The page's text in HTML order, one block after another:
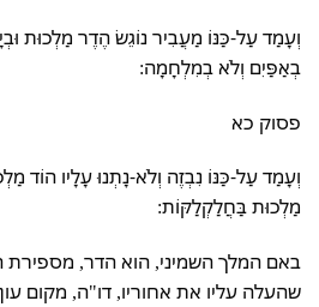
וְעָמַד עַל-כַּנּוֹ מַעֲבִיר נוֹגֵשׂ הֶדֶר מַלְכוּת
בְאַפַּיִם וְלֹא בְמִלְחָמָה:
פסוק כא
וְעָמַד עַל-כַּנּוֹ נִבְזֶה וְלֹא-נָתְנוּ עָלָיו הוֹד
מַלְכוּת בַּחֲלַקְלַקּוֹת:
באם המלך השמיני, הוא הדר, מספירת
שהעלה עליו את אחוריו, דו"ה, מקום